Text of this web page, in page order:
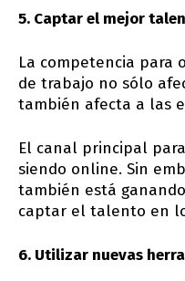
5. Captar el mejor
La competencia para
de trabajo no sólo
también afecta a las
El canal principal
siendo online. Sin
también está
captar el talento en
6. Utilizar nuevas